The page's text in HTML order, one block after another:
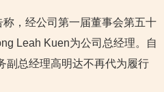
，经公司第一届董事会第五十
Leah Kuen为公司总经理。自
副总经理高明达不再代为履行